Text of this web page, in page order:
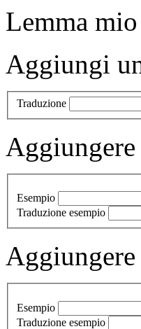
Lemma
Aggiungi
Traduzione
Esempio
Traduzione esempio
Aggiungere
Esempio
Traduzione esempio